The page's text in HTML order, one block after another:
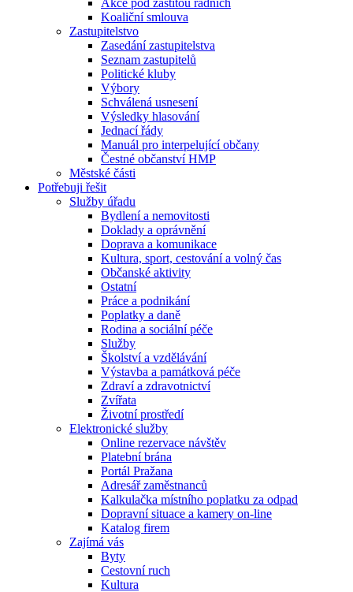
Akce pod záštitou radních
Koaliční smlouva
Zastupitelstvo
Zasedání zastupitelstva
Seznam zastupitelů
Politické kluby
Výbory
Schválená usnesení
Výsledky hlasování
Jednací řády
Manuál pro interpelující občany
Čestné občanství HMP
Městské části
Potřebuji řešit
Služby úřadu
Bydlení a nemovitosti
Doklady a oprávnění
Doprava a komunikace
Kultura, sport, cestování a volný čas
Občanské aktivity
Ostatní
Práce a podnikání
Poplatky a daně
Rodina a sociální péče
Služby
Školství a vzdělávání
Výstavba a památková péče
Zdraví a zdravotnictví
Zvířata
Životní prostředí
Elektronické služby
Online rezervace návštěv
Platební brána
Portál Pražana
Adresář zaměstnanců
Kalkulačka místního poplatku za odpad
Dopravní situace a kamery on-line
Katalog firem
Zajímá vás
Byty
Cestovní ruch
Kultura